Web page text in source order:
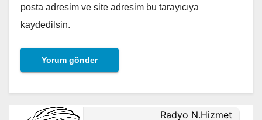
posta adresim ve site adresim bu tarayıcıya
kaydedilsin.